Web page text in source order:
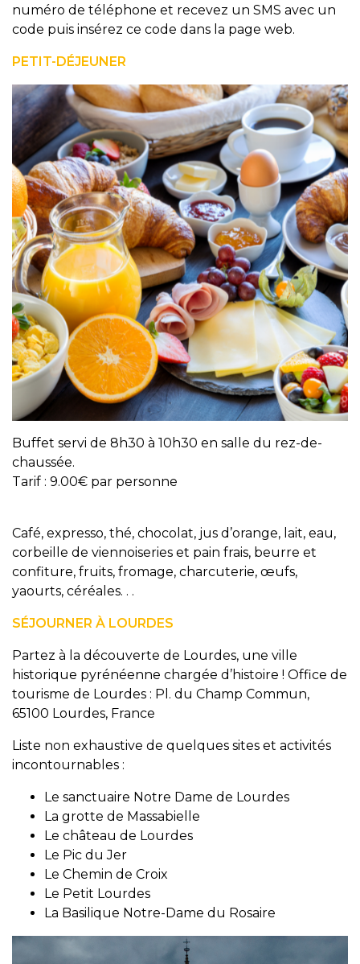
numéro de téléphone et recevez un SMS avec un
code puis insérez ce code dans la page web.
PETIT-DÉJEUNER
Buffet servi de 8h30 à 10h30 en salle du rez-de-
chaussée.
Tarif : 9.00€ par personne
Café, expresso, thé, chocolat, jus d’orange, lait, eau,
corbeille de viennoiseries et pain frais, beurre et
confiture, fruits, fromage, charcuterie, œufs,
yaourts, céréales. . .
SÉJOURNER À LOURDES
Partez à la découverte de Lourdes, une ville
historique pyrénéenne chargée d’histoire ! Office de
tourisme de Lourdes : Pl. du Champ Commun,
65100 Lourdes, France
Liste non exhaustive de quelques sites et activités
incontournables :
Le sanctuaire Notre Dame de Lourdes
La grotte de Massabielle
Le château de Lourdes
Le Pic du Jer
Le Chemin de Croix
Le Petit Lourdes
La Basilique Notre-Dame du Rosaire